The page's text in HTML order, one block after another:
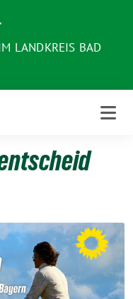
LANDKREIS BAD